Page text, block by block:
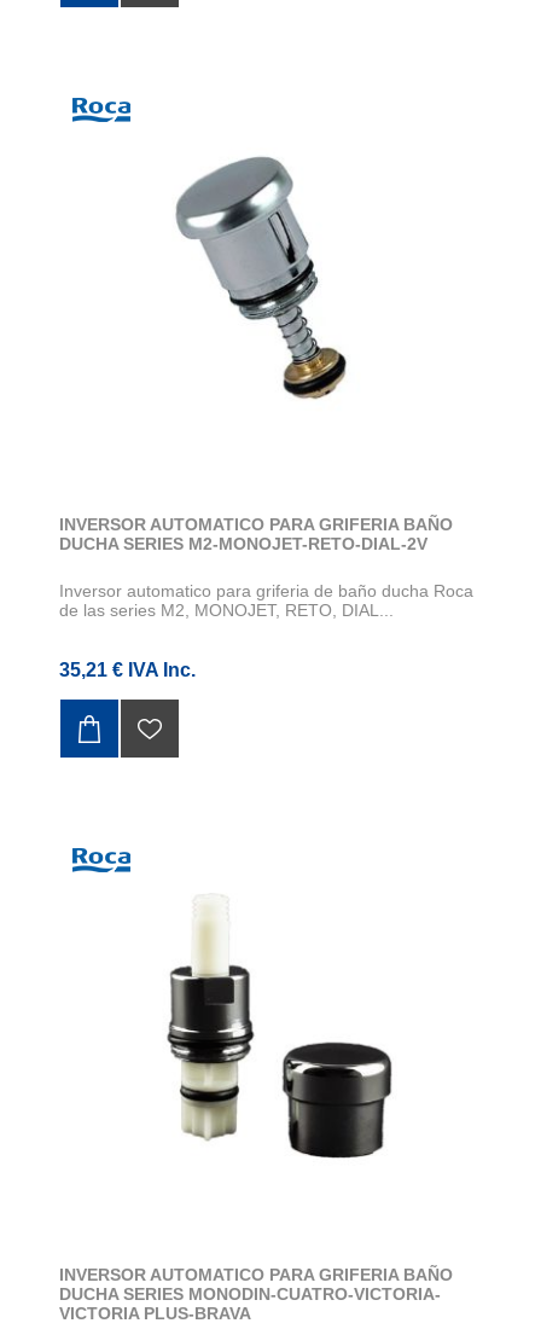
INVERSOR AUTOMATICO PARA GRIFERIA BAÑO
DUCHA SERIES M2-MONOJET-RETO-DIAL-2V
Inversor automatico para griferia de baño ducha Roca
de las series M2, MONOJET, RETO, DIAL...
35,21 € IVA Inc.
INVERSOR AUTOMATICO PARA GRIFERIA BAÑO
DUCHA SERIES MONODIN-CUATRO-VICTORIA-
VICTORIA PLUS-BRAVA